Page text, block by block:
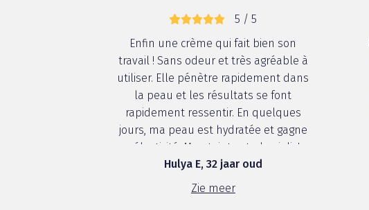
5 / 5
Enfin une crème qui fait bien son
travail ! Sans odeur et très agréable à
utiliser. Elle pénètre rapidement dans
la peau et les résultats se font
rapidement ressentir. En quelques
jours, ma peau est hydratée et gagne
en élasticité. Mon teint est plus joli. La
texture de la crème est très agréable
et légère. Elle ne graisse pas la peau,
Hulya E, 32 jaar oud
Zie meer